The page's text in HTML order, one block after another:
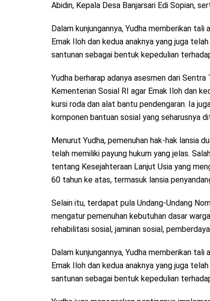
Abidin, Kepala Desa Banjarsari Edi Sopian,
Dalam kunjungannya, Yudha memberikan
Emak Iloh dan kedua anaknya yang juga
santunan sebagai bentuk kepedulian
Yudha berharap adanya asesmen dari
Kementerian Sosial RI agar Emak Iloh dan
kursi roda dan alat bantu pendengaran. Ia
komponen bantuan sosial yang seharusnya
Menurut Yudha, pemenuhan hak-hak lansia
telah memiliki payung hukum yang jelas.
tentang Kesejahteraan Lanjut Usia yang
60 tahun ke atas, termasuk lansia
Selain itu, terdapat pula Undang-Undang
mengatur pemenuhan kebutuhan dasar
rehabilitasi sosial, jaminan sosial,
Dalam kunjungannya, Yudha memberikan
Emak Iloh dan kedua anaknya yang juga
santunan sebagai bentuk kepedulian